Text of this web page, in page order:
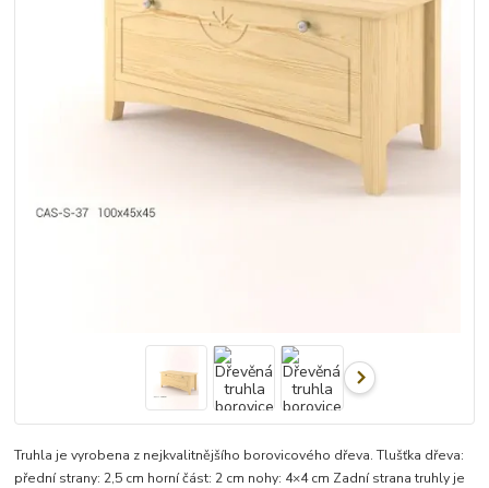
Truhla je vyrobena z nejkvalitnějšího borovicového dřeva. Tlušťka dřeva:
přední strany: 2,5 cm horní část: 2 cm nohy: 4×4 cm Zadní strana truhly je